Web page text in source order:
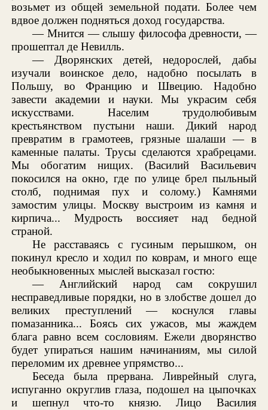
возьмет из общей земельной подати. Более чем
вдвое должен подняться доход государства.
— Мнится — слышу философа древности, —
прошептал де Невилль.
— Дворянских детей, недорослей, дабы
изучали воинское дело, надобно посылать в
Польшу, во Францию и Швецию. Надобно
завести академии и науки. Мы украсим себя
искусствами. Населим трудолюбивым
крестьянством пустыни наши. Дикий народ
превратим в грамотеев, грязные шалаши — в
каменные палаты. Трусы сделаются храбрецами.
Мы обогатим нищих. (Василий Васильевич
покосился на окно, где по улице брел пыльный
столб, поднимая пух и солому.) Камнями
замостим улицы. Москву выстроим из камня и
кирпича... Мудрость воссияет над бедной
страной.
Не расставаясь с гусиным перышком, он
покинул кресло и ходил по коврам, и много еще
необыкновенных мыслей высказал гостю:
— Английский народ сам сокрушил
несправедливые порядки, но в злобстве дошел до
великих преступлений — коснулся главы
помазанника... Боясь сих ужасов, мы жаждем
блага равно всем сословиям. Ежели дворянство
будет упираться нашим начинаниям, мы силой
переломим их древнее упрямство...
Беседа была прервана. Ливрейный слуга,
испуганно округлив глаза, подошел на цыпочках
и шепнул что-то князю. Лицо Василия